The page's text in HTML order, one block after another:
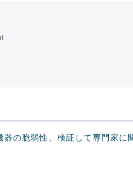
の脆弱性、検証して専門家